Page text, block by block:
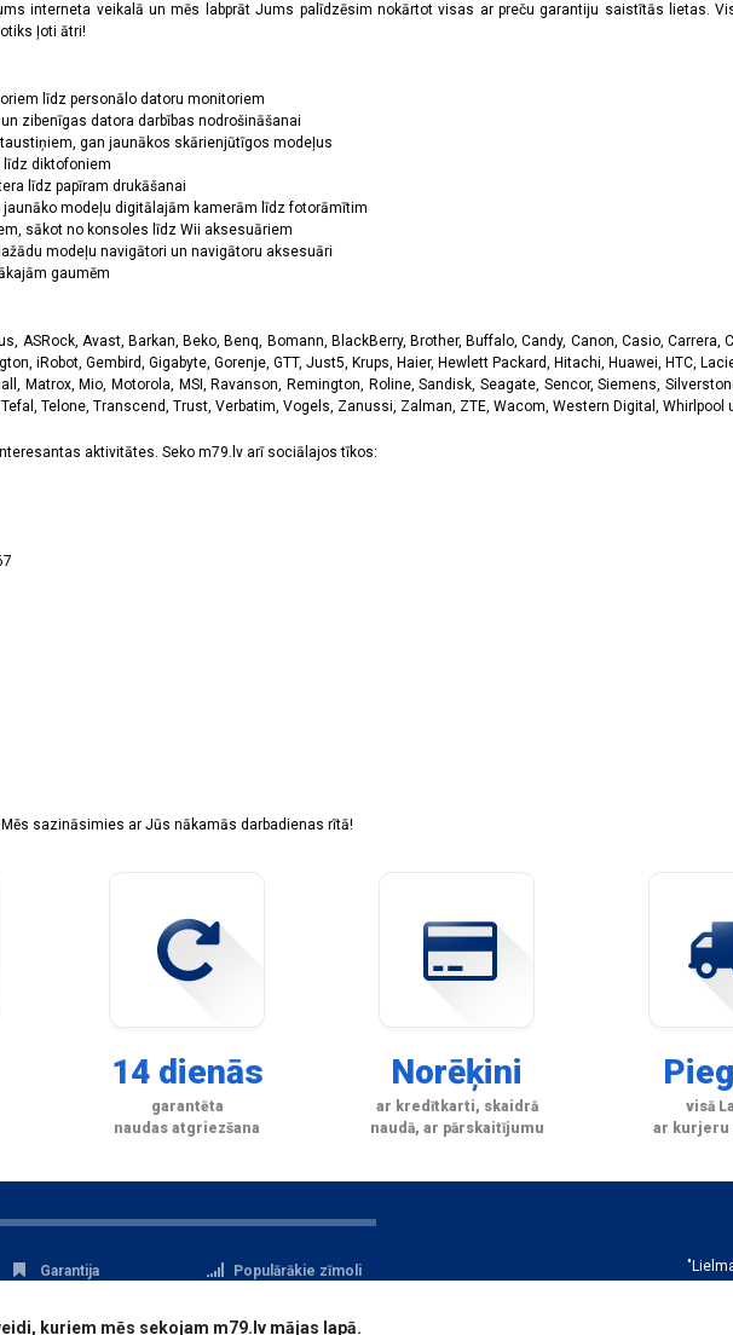
interneta veikalā un mēs labprāt Jums palīdzēsim nokārtot visas ar preču garantiju saistītās lietas.
ļoti ātri!
līdz personālo datoru monitoriem
zibenīgas datora darbības nodrošināšanai
gan jaunākos skārienjūtīgos modeļus
līdz diktofoniem
līdz papīram drukāšanai
modeļu digitālajām kamerām līdz fotorāmītim
sākot no konsoles līdz Wii aksesuāriem
modeļu navigātori un navigātoru aksesuāri
gaumēm
ASRock, Avast, Barkan, Beko, Benq, Bomann, BlackBerry, Brother, Buffalo, Candy, Canon, Casio, Carrera,
iRobot, Gembird, Gigabyte, Gorenje, GTT, Just5, Krups, Haier, Hewlett Packard, Hitachi, Huawei, HTC,
Matrox, Mio, Motorola, MSI, Ravanson, Remington, Roline, Sandisk, Seagate, Sencor, Siemens,
Telone, Transcend, Trust, Verbatim, Vogels, Zanussi, Zalman, ZTE, Wacom, Western Digital, Whirlpool
aktivitātes. Seko m79.lv arī sociālajos tīkos:
sazināsimies ar Jūs nākamās darbadienas rītā!
14 dienās
garantēta
naudas atgriezšana
Norēķini
ar kredītkarti, skaidrā
naudā, ar pārskaitījumu
visā
ar kurjeru
Garantija
Populārākie zīmoli
Datu aizsardzība
Reģistrācija
kuriem mēs sekojam m79.lv mājas lapā.